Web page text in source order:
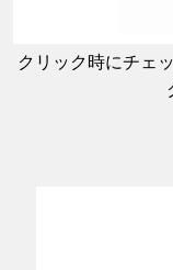
クリック時にチェ